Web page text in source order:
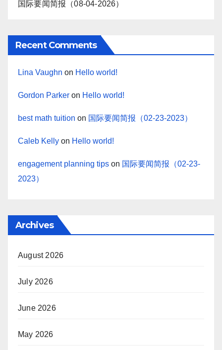
国际要闻简报（08-04-2026）
Recent Comments
Lina Vaughn on Hello world!
Gordon Parker on Hello world!
best math tuition on 国际要闻简报（02-23-2023）
Caleb Kelly on Hello world!
engagement planning tips on 国际要闻简报（02-23-
2023）
Archives
August 2026
July 2026
June 2026
May 2026